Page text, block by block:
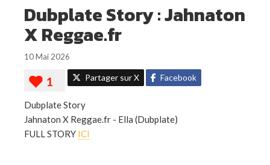
Dubplate Story : Jahnaton
X Reggae.fr
10 Mai 2026
Partager sur X Facebook
Dubplate Story
Jahnaton X Reggae.fr - Ella (Dubplate)
FULL STORY ICI